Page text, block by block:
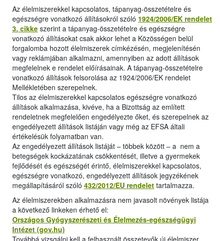
Az élelmiszerekkel kapcsolatos, tápanyag-összetételre és
egészségre vonatkozó állításokról szóló 1924/2006/EK rendelet
3. cikke szerint a tápanyag-összetételre és egészségre
vonatkozó állításokat csak akkor lehet a Közösségen belül
forgalomba hozott élelmiszerek címkézésén, megjelenítésén
vagy reklámjában alkalmazni, amennyiben az adott állítások
megfelelnek e rendelet előírásainak. A tápanyag-összetételre
vonatkozó állítások felsorolása az 1924/2006/EK rendelet
Mellékletében szerepelnek.
Tilos az élelmiszerekkel kapcsolatos egészségre vonatkozó
állítások alkalmazása, kivéve, ha a Bizottság az említett
rendeletnek megfelelően engedélyezte őket, és szerepelnek az
engedélyezett állítások listáján vagy még az EFSA általi
értékelésük folyamatban van.
Az engedélyezett állítások listáját – többek között – a nem a
betegségek kockázatának csökkentését, illetve a gyermekek
fejlődését és egészségét érintő, élelmiszerekkel kapcsolatos,
egészségre vonatkozó, engedélyezett állítások jegyzékének
megállapításáról szóló 432/2012/EU rendelet tartalmazza.
Az élelmiszerekben alkalmazásra nem javasolt növények listája
a következő linkeken érhető el:
Országos Gyógyszerészeti és Élelmezés-egészségügyi
Intézet (gov.hu)